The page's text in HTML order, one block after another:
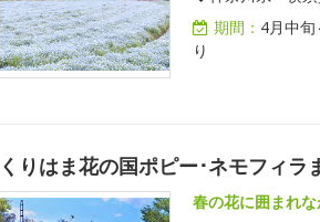
期間： 4月中
り
くりはま花の国ポピー･ネモフィラ
春の花に囲まれ